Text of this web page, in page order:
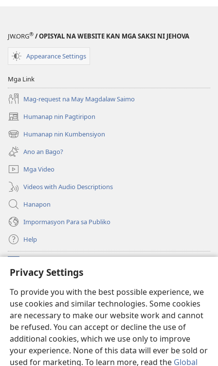
Privacy Settings
To provide you with the best possible experience, we
use cookies and similar technologies. Some cookies
are necessary to make our website work and cannot
be refused. You can accept or decline the use of
additional cookies, which we use only to improve
your experience. None of this data will ever be sold or
used for marketing. To learn more, read the Global
Katuod
Activity
JW.ORG® / OPISYAL NA WEBSITE KAN MGA SAKSI NI JEHOVA
Appearance Settings
Mga Link
Mag-request na May Magdalaw Saimo
Humanap nin Pagtiripon
(opens
new
window)
Humanap nin Kumbensiyon
(opens
new
window)
Ano an Bago?
Mga Video
Videos with Audio Descriptions
Hanapon
Impormasyon Para sa Publiko
Help
(opens
new
Watchtower ONLINE NA LIBRARYA
(opens
new
window)JW Hub
(opens
new
window)JW Library ®